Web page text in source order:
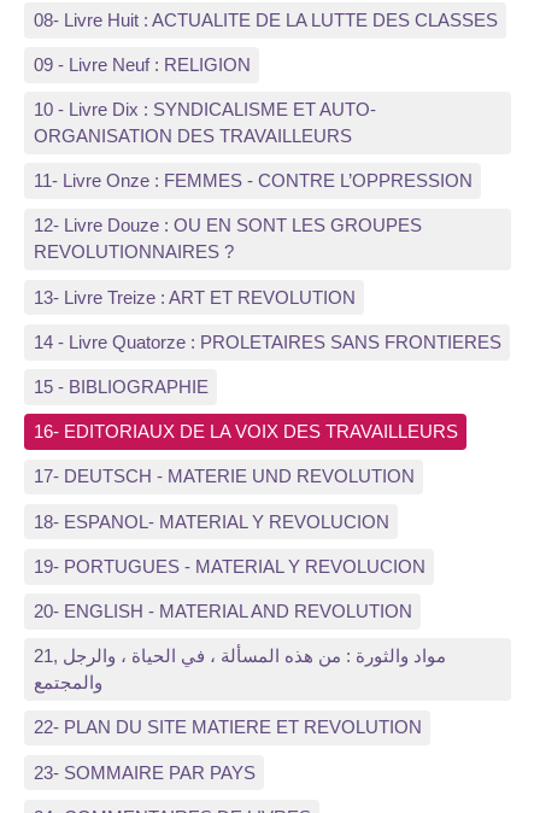
08- Livre Huit : ACTUALITE DE LA LUTTE DES CLASSES
09 - Livre Neuf : RELIGION
10 - Livre Dix : SYNDICALISME ET AUTO-
ORGANISATION DES TRAVAILLEURS
11- Livre Onze : FEMMES - CONTRE L’OPPRESSION
12- Livre Douze : OU EN SONT LES GROUPES
REVOLUTIONNAIRES ?
13- Livre Treize : ART ET REVOLUTION
14 - Livre Quatorze : PROLETAIRES SANS FRONTIERES
15 - BIBLIOGRAPHIE
16- EDITORIAUX DE LA VOIX DES TRAVAILLEURS
17- DEUTSCH - MATERIE UND REVOLUTION
18- ESPANOL- MATERIAL Y REVOLUCION
19- PORTUGUES - MATERIAL Y REVOLUCION
20- ENGLISH - MATERIAL AND REVOLUTION
21, مواد والثورة : من هذه المسألة ، في الحياة ، والرجل
والمجتمع
22- PLAN DU SITE MATIERE ET REVOLUTION
23- SOMMAIRE PAR PAYS